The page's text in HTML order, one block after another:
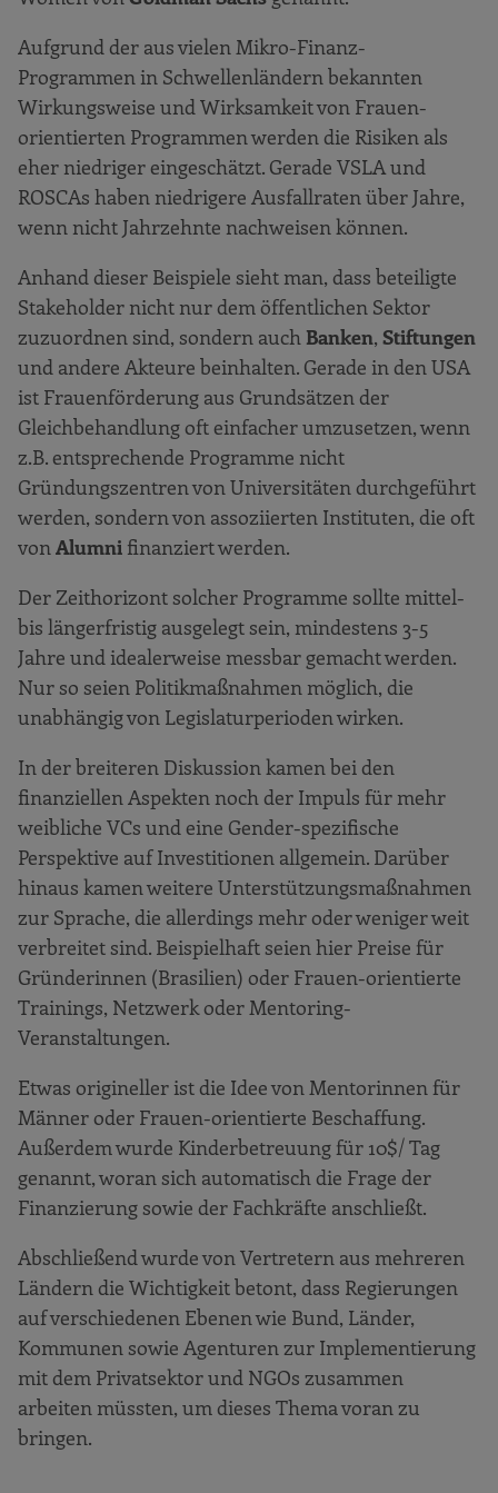
Aufgrund der aus vielen Mikro-Finanz-
Programmen in Schwellenländern bekannten
Wirkungsweise und Wirksamkeit von Frauen-
orientierten Programmen werden die Risiken als
eher niedriger eingeschätzt. Gerade VSLA und
ROSCAs haben niedrigere Ausfallraten über Jahre,
wenn nicht Jahrzehnte nachweisen können.
Anhand dieser Beispiele sieht man, dass beteiligte
Stakeholder nicht nur dem öffentlichen Sektor
zuzuordnen sind, sondern auch Banken, Stiftungen
und andere Akteure beinhalten. Gerade in den USA
ist Frauenförderung aus Grundsätzen der
Gleichbehandlung oft einfacher umzusetzen, wenn
z.B. entsprechende Programme nicht
Gründungszentren von Universitäten durchgeführt
werden, sondern von assoziierten Instituten, die oft
von Alumni finanziert werden.
Der Zeithorizont solcher Programme sollte mittel-
bis längerfristig ausgelegt sein, mindestens 3-5
Jahre und idealerweise messbar gemacht werden.
Nur so seien Politikmaßnahmen möglich, die
unabhängig von Legislaturperioden wirken.
In der breiteren Diskussion kamen bei den
finanziellen Aspekten noch der Impuls für mehr
weibliche VCs und eine Gender-spezifische
Perspektive auf Investitionen allgemein. Darüber
hinaus kamen weitere Unterstützungsmaßnahmen
zur Sprache, die allerdings mehr oder weniger weit
verbreitet sind. Beispielhaft seien hier Preise für
Gründerinnen (Brasilien) oder Frauen-orientierte
Trainings, Netzwerk oder Mentoring-
Veranstaltungen.
Etwas origineller ist die Idee von Mentorinnen für
Männer oder Frauen-orientierte Beschaffung.
Außerdem wurde Kinderbetreuung für 10$/ Tag
genannt, woran sich automatisch die Frage der
Finanzierung sowie der Fachkräfte anschließt.
Abschließend wurde von Vertretern aus mehreren
Ländern die Wichtigkeit betont, dass Regierungen
auf verschiedenen Ebenen wie Bund, Länder,
Kommunen sowie Agenturen zur Implementierung
mit dem Privatsektor und NGOs zusammen
arbeiten müssten, um dieses Thema voran zu
bringen.